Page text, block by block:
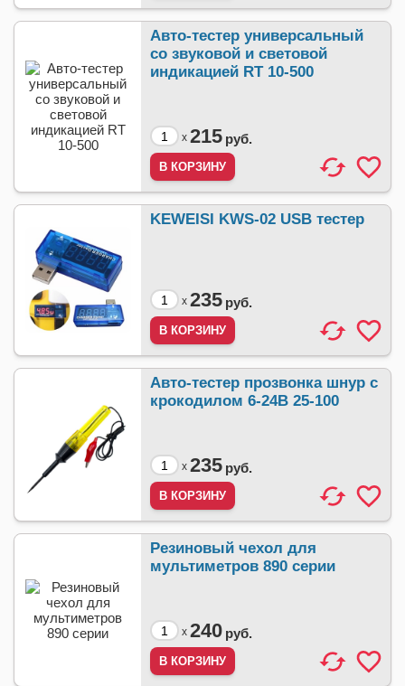
Авто-тестер универсальный
со звуковой и световой
индикацией RT 10-500
x 215 руб.
KEWEISI KWS-02 USB тестер
x 235 руб.
Авто-тестер прозвонка шнур с
крокодилом 6-24В 25-100
x 235 руб.
Резиновый чехол для
мультиметров 890 серии
x 240 руб.